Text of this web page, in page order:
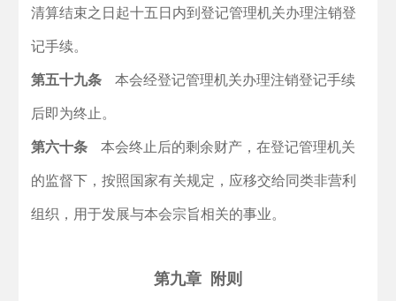
清算结束之日起十五日内到登记管理机关办理注销登
记手续。
第五十九条 本会经登记管理机关办理注销登记手续
后即为终止。
第六十条 本会终止后的剩余财产，在登记管理机关
的监督下，按照国家有关规定， 应移交给同类非营利
组织，用于发展与本会宗旨相关的事业。
第九章 附则